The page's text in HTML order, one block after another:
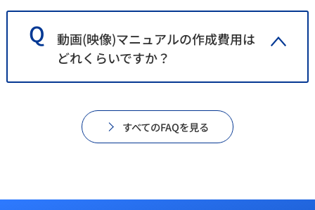
動画(映像)マニュアルの作成費用は
どれくらいですか？
すべてのFAQを見る